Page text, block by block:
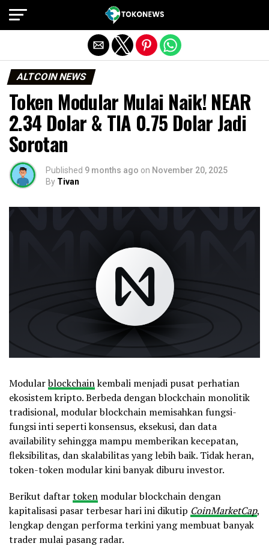
ALTCOIN NEWS
Token Modular Mulai Naik! NEAR
2.34 Dolar & TIA 0.75 Dolar Jadi
Sorotan
Published 9 months ago on November 20, 2025
By Tivan
Modularblockchainkembali menjadi pusat perhatian
ekosistem kripto. Berbeda dengan blockchain monolitik
tradisional, modular blockchain memisahkan fungsi-
fungsi inti seperti konsensus, eksekusi, dan data
availability sehingga mampu memberikan kecepatan,
fleksibilitas, dan skalabilitas yang lebih baik. Tidak heran,
token-token modular kini banyak diburu investor.
Berikut daftartoken modular blockchain dengan
kapitalisasi pasar terbesar hari ini dikutip CoinMarketCap,
lengkap dengan performa terkini yang membuat banyak
trader mulai pasang radar.
Exit mobile version